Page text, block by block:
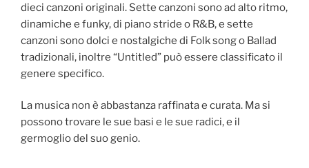
dieci canzoni originali. Sette canzoni sono ad alto ritmo,
dinamiche e funky, di piano stride o R&B, e sette
canzoni sono dolci e nostalgiche di Folk song o Ballad
tradizionali, inoltre “Untitled” può essere classificato il
genere specifico.
La musica non è abbastanza raffinata e curata. Ma si
possono trovare le sue basi e le sue radici, e il
germoglio del suo genio.